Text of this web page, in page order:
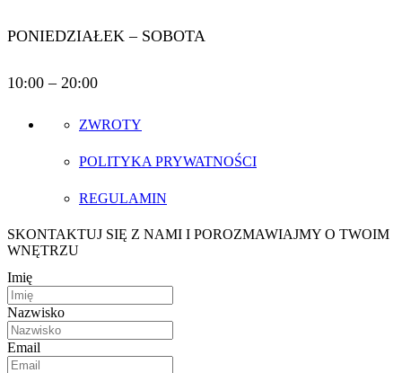
PONIEDZIAŁEK – SOBOTA
10:00 – 20:00
ZWROTY
POLITYKA PRYWATNOŚCI
REGULAMIN
SKONTAKTUJ SIĘ Z NAMI I POROZMAWIAJMY O TWOIM
WNĘTRZU
Imię
Nazwisko
Email